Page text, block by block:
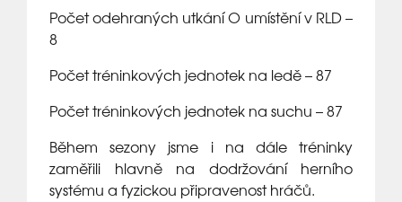
Počet odehraných utkání O umístění v RLD –
8
Počet tréninkových jednotek na ledě – 87
Počet tréninkových jednotek na suchu – 87
Během sezony jsme i na dále tréninky
zaměřili hlavně na dodržování herního
systému a fyzickou připravenost hráčů.